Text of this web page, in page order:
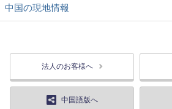
中国の現地情報
法人のお客様へ
中国語版へ